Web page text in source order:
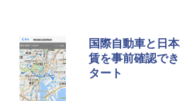
国際自動車と日
賃を事前確認で
タート